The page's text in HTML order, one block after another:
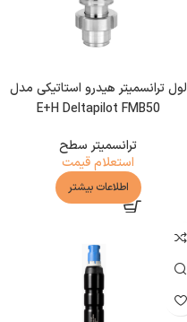
لول ترانسمیتر هیدرو استاتیکی مدل
E+H Deltapilot FMB50
ترانسمیتر سطح
استعلام قیمت
اطلاعات بیشتر